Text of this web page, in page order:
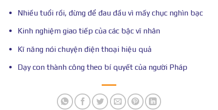
Nhiều tuổi rồi, đừng để đau đầu vì mấy chục nghìn bạc
Kinh nghiệm giao tiếp của các bậc vĩ nhân
Kĩ năng nói chuyện điện thoại hiệu quả
Dạy con thành công theo bí quyết của người Pháp